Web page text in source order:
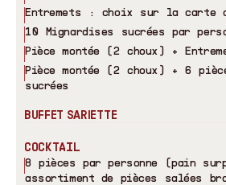
Entremets : choix sur la carte
10 Mignardises sucrées par
Pièce montée (2 choux) +
Pièce montée (2 choux) + 6
sucrées
BUFFET SARIETTE
COCKTAIL
8 pièces par personne (pain
assortiment de pièces salées